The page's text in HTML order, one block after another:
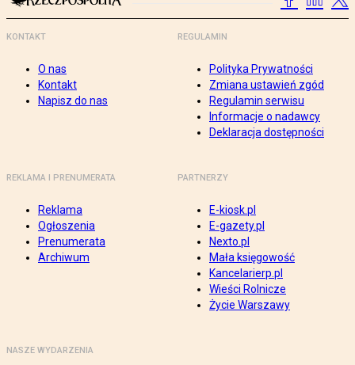
KONTAKT
O nas
Kontakt
Napisz do nas
REGULAMIN
Polityka Prywatności
Zmiana ustawień zgód
Regulamin serwisu
Informacje o nadawcy
Deklaracja dostępności
REKLAMA I PRENUMERATA
Reklama
Ogłoszenia
Prenumerata
Archiwum
PARTNERZY
E-kiosk.pl
E-gazety.pl
Nexto.pl
Mała księgowość
Kancelarierp.pl
Wieści Rolnicze
Życie Warszawy
NASZE WYDARZENIA